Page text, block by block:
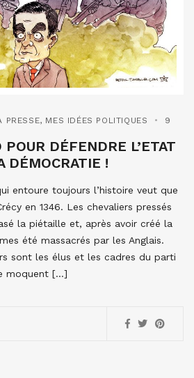
PRESSE, MES IDÉES POLITIQUES
9
DÉFENDRE L’ETAT
DÉMOCRATIE !
entoure toujours l’histoire veut que
en 1346. Les chevaliers pressés
la piétaille et, après avoir créé la
été massacrés par les Anglais.
sont les élus et les cadres du parti
moquent […]